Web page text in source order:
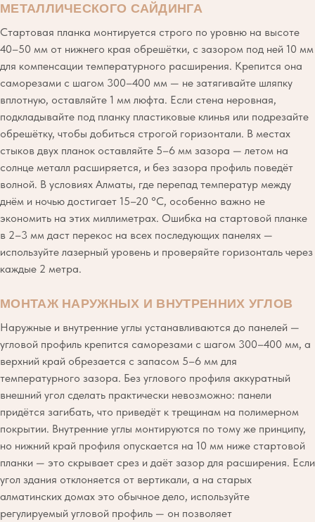
МЕТАЛЛИЧЕСКОГО САЙДИНГА
Стартовая планка монтируется строго по уровню на высоте
40–50 мм от нижнего края обрешётки, с зазором под ней 10 мм
для компенсации температурного расширения. Крепится она
саморезами с шагом 300–400 мм — не затягивайте шляпку
вплотную, оставляйте 1 мм люфта. Если стена неровная,
подкладывайте под планку пластиковые клинья или подрезайте
обрешётку, чтобы добиться строгой горизонтали. В местах
стыков двух планок оставляйте 5–6 мм зазора — летом на
солнце металл расширяется, и без зазора профиль поведёт
волной. В условиях Алматы, где перепад температур между
днём и ночью достигает 15–20 °C, особенно важно не
экономить на этих миллиметрах. Ошибка на стартовой планке
в 2–3 мм даст перекос на всех последующих панелях —
используйте лазерный уровень и проверяйте горизонталь через
каждые 2 метра.
МОНТАЖ НАРУЖНЫХ И ВНУТРЕННИХ УГЛОВ
Наружные и внутренние углы устанавливаются до панелей —
угловой профиль крепится саморезами с шагом 300–400 мм, а
верхний край обрезается с запасом 5–6 мм для
температурного зазора. Без углового профиля аккуратный
внешний угол сделать практически невозможно: панели
придётся загибать, что приведёт к трещинам на полимерном
покрытии. Внутренние углы монтируются по тому же принципу,
но нижний край профиля опускается на 10 мм ниже стартовой
планки — это скрывает срез и даёт зазор для расширения. Если
угол здания отклоняется от вертикали, а на старых
алматинских домах это обычное дело, используйте
регулируемый угловой профиль — он позволяет